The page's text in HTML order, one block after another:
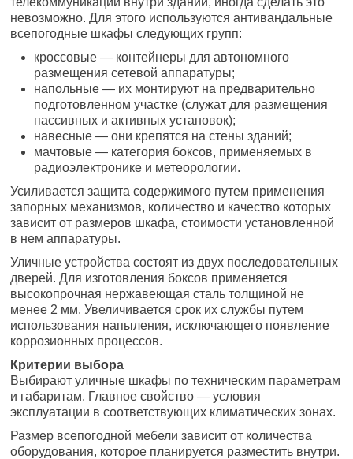
невозможно. Для этого используются антивандальные
всепогодные шкафы следующих групп:
кроссовые — контейнеры для автономного
размещения сетевой аппаратуры;
напольные — их монтируют на предварительно
подготовленном участке (служат для размещения
пассивных и активных установок);
навесные — они крепятся на стены зданий;
мачтовые — категория боксов, применяемых в
радиоэлектронике и метеорологии.
Усиливается защита содержимого путем применения
запорных механизмов, количество и качество которых
зависит от размеров шкафа, стоимости установленной
в нем аппаратуры.
Уличные устройства состоят из двух последовательных
дверей. Для изготовления боксов применяется
высокопрочная нержавеющая сталь толщиной не
менее 2 мм. Увеличивается срок их службы путем
использования напыления, исключающего появление
коррозионных процессов.
Критерии выбора
Выбирают уличные шкафы по техническим параметрам
и габаритам. Главное свойство — условия
эксплуатации в соответствующих климатических зонах.
Размер всепогодной мебели зависит от количества
оборудования, которое планируется разместить внутри.